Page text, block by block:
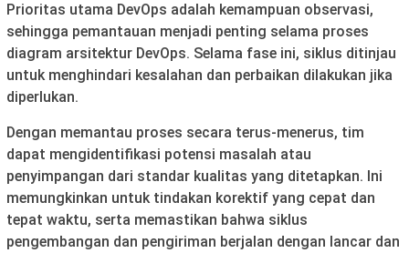
Prioritas utama DevOps adalah kemampuan observasi,
sehingga pemantauan menjadi penting selama proses
diagram arsitektur DevOps. Selama fase ini, siklus ditinjau
untuk menghindari kesalahan dan perbaikan dilakukan jika
diperlukan.
Dengan memantau proses secara terus-menerus, tim
dapat mengidentifikasi potensi masalah atau
penyimpangan dari standar kualitas yang ditetapkan. Ini
memungkinkan untuk tindakan korektif yang cepat dan
tepat waktu, serta memastikan bahwa siklus
pengembangan dan pengiriman berjalan dengan lancar dan